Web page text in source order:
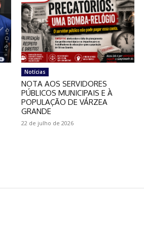
Notícias
NOTA AOS SERVIDORES
PÚBLICOS MUNICIPAIS E À
POPULAÇÃO DE VÁRZEA
GRANDE
22 de julho de 2026